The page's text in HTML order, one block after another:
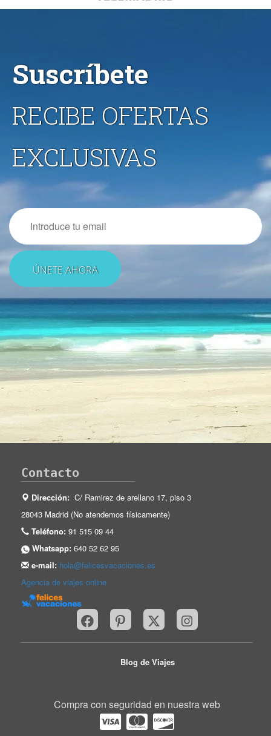
Suscríbete
RECIBE OFERTAS
EXCLUSIVAS
Email
Contacto
Dirección: C/ Ramirez de arellano 17, piso 3
28043 Madrid (No atendemos físicamente)
Teléfono: 91 515 09 44
Whatsapp: 640 52 62 95
e-mail: hola@felicesvacaciones.es
Agencia de viajes online
Blog de Viajes
Compra con seguridad en nuestra web